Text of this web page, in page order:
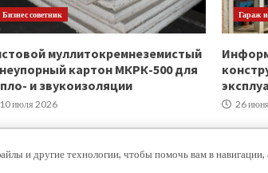
Бизнес советник
муллитокремнеземистый
картон МКРК-500 для
и звукоизоляции
10 июля 2026
Гараж и
26
Copyright © Все права защищены.|
и другие технологии, чтобы помочь вам в